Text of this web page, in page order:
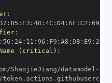
:
D7 : B5 : E3 : 40 : 4C : D4: AE : C2 : 69
:
: 56 : 24: 11 : 96 : F9 : A8 : D8 : E9 : 28
(critical) :
ShaojieJiang/datamodel -